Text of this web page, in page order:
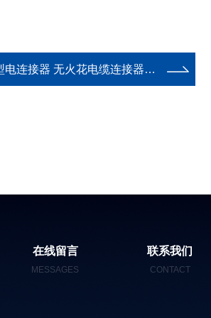
缆连接器防爆箱插头插座三相四极固定式YT-GT-25/4
在线留言
MESSAGES
联系我们
CONTACT